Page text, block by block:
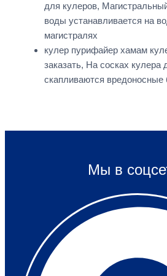
для кулеров,
воды устанавливается на
магистралях
кулер пурифайер хамам
заказать, На сосках кулера
скапливаются вредоносные
Мы в